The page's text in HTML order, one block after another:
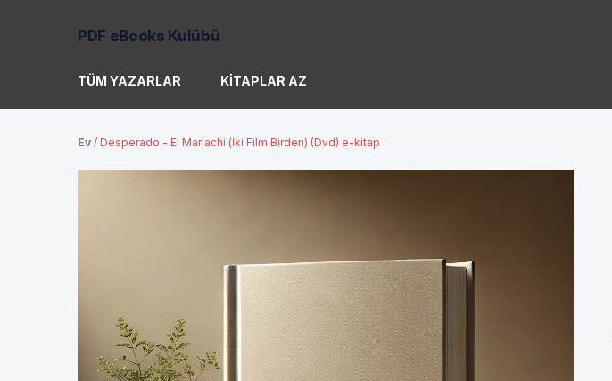
PDF eBooks Kulübü
TÜM YAZARLAR KITAPLAR AZ
Ev / Desperado - El Mariachi (İki Film Birden) (Dvd) e-kitap